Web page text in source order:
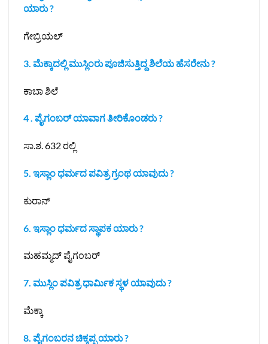
ಯಾರು ?
ಗೇಬ್ರಿಯಲ್
3. ಮೆಕ್ಕಾದಲ್ಲಿ ಮುಸ್ಲಿಂರು ಪೂಜಿಸುತ್ತಿದ್ದ ಶಿಲೆಯ ಹೆಸರೇನು ?
ಕಾಬಾ ಶಿಲೆ
4 . ಪೈಗಂಬರ್ ಯಾವಾಗ ತೀರಿಕೊಂಡರು ?
ಸಾ.ಶ. 632 ರಲ್ಲಿ
5. ಇಸ್ಲಾಂ ಧರ್ಮದ ಪವಿತ್ರ ಗ್ರಂಥ ಯಾವುದು ?
ಕುರಾನ್
6. ಇಸ್ಲಾಂ ಧರ್ಮದ ಸ್ಥಾಪಕ ಯಾರು ?
ಮಹಮ್ಮದ್ ಪೈಗಂಬರ್
7. ಮುಸ್ಲಿಂ ಪವಿತ್ರ ಧಾರ್ಮಿಕ ಸ್ಥಳ ಯಾವುದು ?
ಮೆಕ್ಕಾ
8. ಪೈಗಂಬರನ ಚಿಕ್ಕಪ್ಪ ಯಾರು ?